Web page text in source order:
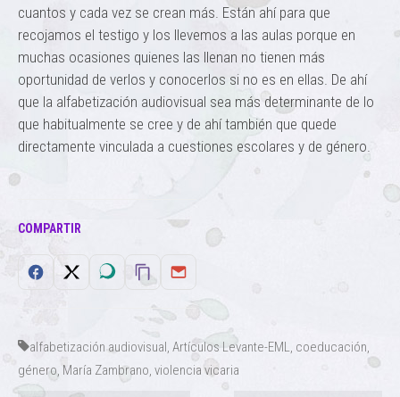
cuantos y cada vez se crean más. Están ahí para que
recojamos el testigo y los llevemos a las aulas porque en
muchas ocasiones quienes las llenan no tienen más
oportunidad de verlos y conocerlos si no es en ellas. De ahí
que la alfabetización audiovisual sea más determinante de lo
que habitualmente se cree y de ahí también que quede
directamente vinculada a cuestiones escolares y de género.
COMPARTIR
alfabetización audiovisual, Artículos Levante-EML, coeducación,
género, María Zambrano, violencia vicaria